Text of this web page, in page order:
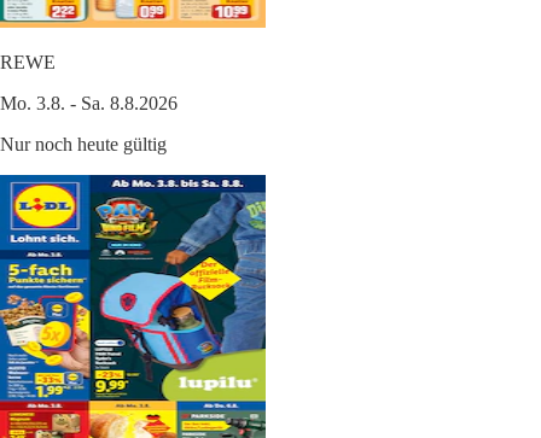
REWE
Mo. 3.8. - Sa. 8.8.2026
Nur noch heute gültig